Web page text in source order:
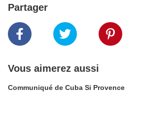
Partager
Vous aimerez aussi
Communiqué de Cuba Si Provence